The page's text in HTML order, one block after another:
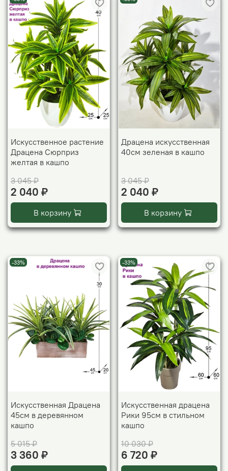
Искусственное растение
Драцена Сюрприз
желтая в кашпо
3 045 ₽
2 040 ₽
В корзину
Драцена искусственная
40см зеленая в кашпо
3 045 ₽
2 040 ₽
В корзину
-33%
Искусственная Драцена
45см в деревянном
кашпо
5 015 ₽
3 360 ₽
-33%
Искусственная драцена
Рики 95см в стильном
кашпо
10 030 ₽
6 720 ₽